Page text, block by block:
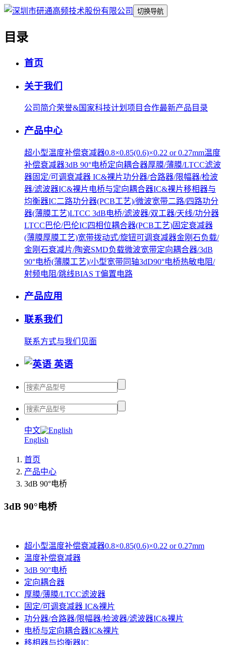
切换导航
目录
首页
关于我们
公司简介荣誉&国家科技计划项目合作最新产品目录
产品中心
超小型温度补偿衰减器0.8×0.85(0.6)×0.22 or 0.27mm温度
补偿衰减器3dB 90°电桥定向耦合器厚膜/薄膜/LTCC滤波
器固定/可调衰减器 IC&裸片功分器/合路器/限幅器/检波
器/滤波器IC&裸片电桥与定向耦合器IC&裸片移相器与
均衡器IC二路功分器(PCB工艺)/微波宽带二路/四路功分
器(薄膜工艺)LTCC 3dB电桥/滤波器/双工器/天线/功分器
LTCC巴伦/巴伦IC四相位耦合器(PCB工艺)固定衰减器
(薄膜厚膜工艺)宽带拨动式/旋钮可调衰减器金刚石负载/
金刚石衰减片/陶瓷SMD负载微波宽带定向耦合器/3dB
90°电桥(薄膜工艺)/小型宽带同轴3dD90°电桥热敏电阻/
射频电阻/跳线BIAS T偏置电路
产品应用
联系我们
联系方式与我们见面
英语
中文
English
首页
产品中心
3dB 90°电桥
3dB 90°电桥
超小型温度补偿衰减器0.8×0.85(0.6)×0.22 or 0.27mm
温度补偿衰减器
3dB 90°电桥
定向耦合器
厚膜/薄膜/LTCC滤波器
固定/可调衰减器 IC&裸片
功分器/合路器/限幅器/检波器/滤波器IC&裸片
电桥与定向耦合器IC&裸片
移相器与均衡器IC